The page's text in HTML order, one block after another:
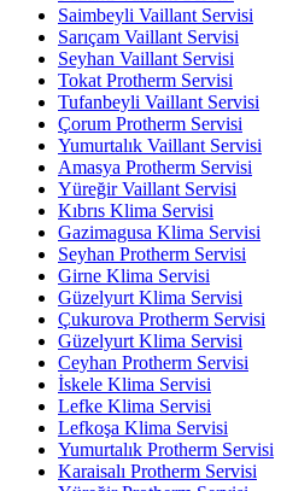
Saimbeyli Vaillant Servisi
Sarıçam Vaillant Servisi
Seyhan Vaillant Servisi
Tokat Protherm Servisi
Tufanbeyli Vaillant Servisi
Çorum Protherm Servisi
Yumurtalık Vaillant Servisi
Amasya Protherm Servisi
Yüreğir Vaillant Servisi
Kıbrıs Klima Servisi
Gazimagusa Klima Servisi
Seyhan Protherm Servisi
Girne Klima Servisi
Güzelyurt Klima Servisi
Çukurova Protherm Servisi
Güzelyurt Klima Servisi
Ceyhan Protherm Servisi
İskele Klima Servisi
Lefke Klima Servisi
Lefkoşa Klima Servisi
Yumurtalık Protherm Servisi
Karaisalı Protherm Servisi